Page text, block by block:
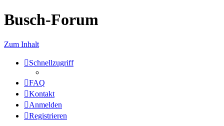
Busch-Forum
Zum Inhalt
Schnellzugriff
FAQ
Kontakt
Anmelden
Registrieren